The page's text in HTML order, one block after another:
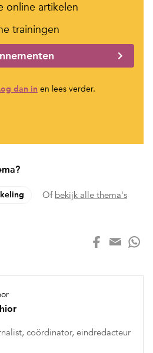
online artikelen
trainingen
dan in en lees verder.
Of bekijk alle thema's
coördinator, eindredacteur